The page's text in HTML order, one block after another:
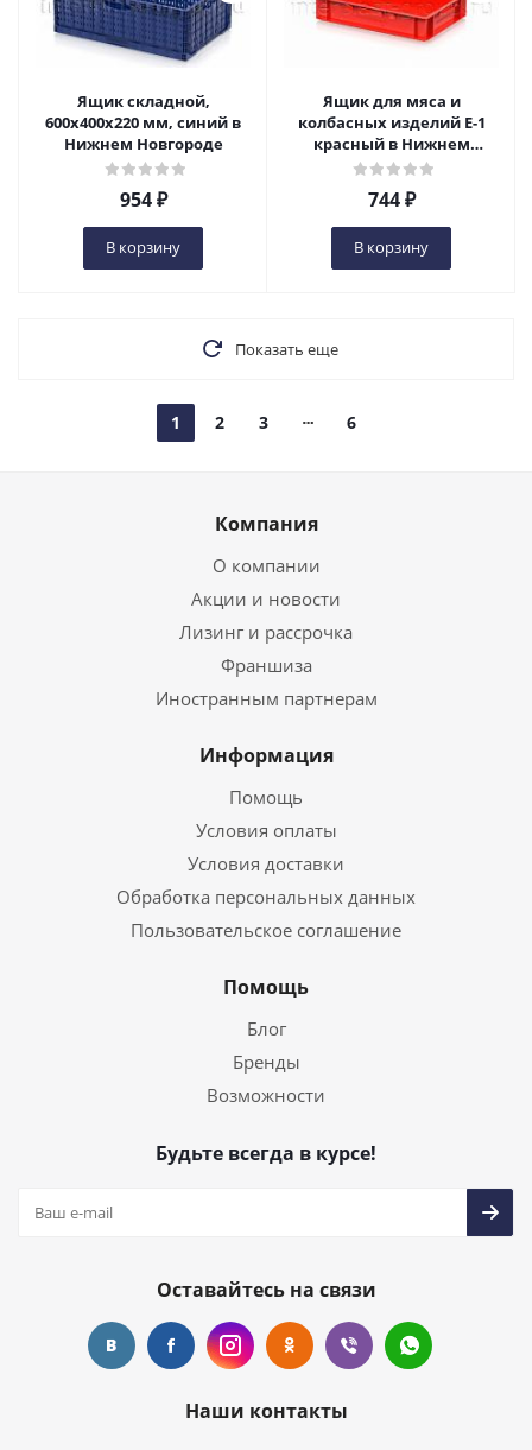
Ящик складной,
600х400х220 мм, синий в
Нижнем Новгороде
954₽
В корзину
Ящик для мяса и
колбасных изделий Е-1
красный в Нижнем
Новгороде
744₽
В корзину
Показать еще
1 2 3 6
Компания
О компании
Акции и новости
Лизинг и рассрочка
Франшиза
Иностранным партнерам
Информация
Помощь
Условия оплаты
Условия доставки
Обработка персональных данных
Пользовательское соглашение
Помощь
Блог
Бренды
Возможности
Будьте всегда в курсе!
Оставайтесь на связи
Наши контакты